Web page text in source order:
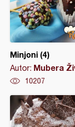
Minjoni (4)
Autor: Mubera
10207